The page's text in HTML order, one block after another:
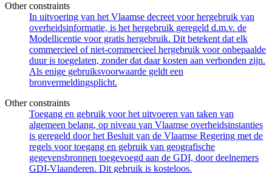
Other constraints
In uitvoering van het Vlaamse decreet voor hergebruik van
overheidsinformatie, is het hergebruik geregeld d.m.v. de
Modellicentie voor gratis hergebruik. Dit betekent dat elk
commercieel of niet-commercieel hergebruik voor onbepaalde
duur is toegelaten, zonder dat daar kosten aan verbonden zijn.
Als enige gebruiksvoorwaarde geldt een
bronvermeldingsplicht.
Other constraints
Toegang en gebruik voor het uitvoeren van taken van
algemeen belang, op niveau van Vlaamse overheidsinstanties
is geregeld door het Besluit van de Vlaamse Regering met de
regels voor toegang en gebruik van geografische
gegevensbronnen toegevoegd aan de GDI, door deelnemers
GDI-Vlaanderen. Dit gebruik is kosteloos.